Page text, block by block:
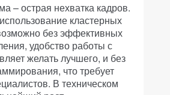
– острая нехватка кадров.
кластерных
без эффективных
удобство работы с
желать лучшего, и без
что требует
В техническом